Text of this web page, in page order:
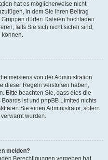
hat es möglicherweise nicht
in dem Sie Ihren Beitrag
dürfen Dateien hochladen.
falls Sie sich nicht sicher sind,
können.
meistens von der Administration
dieser Regeln verstoßen haben,
Bitte beachten Sie, dass dies die
ist und phpBB Limited nichts
Sie einen Administrator, sofern
wurden.
melden?
Berechtigungen vergeben hat,